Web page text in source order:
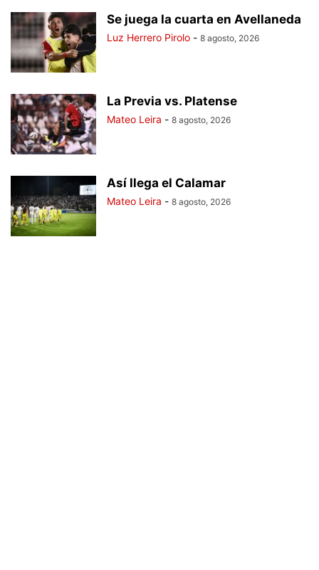
Se juega la cuarta en Avellaneda
Luz Herrero Pirolo - 8 agosto, 2026
La Previa vs. Platense
Mateo Leira - 8 agosto, 2026
Así llega el Calamar
Mateo Leira - 8 agosto, 2026